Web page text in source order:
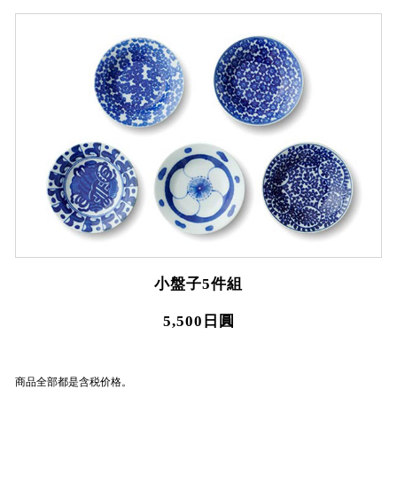
小盤子5件組
5,500日圓
商品全部都是含税价格。